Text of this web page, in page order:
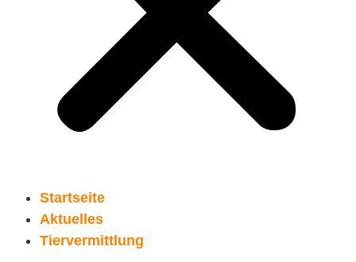
Startseite
Aktuelles
Tiervermittlung